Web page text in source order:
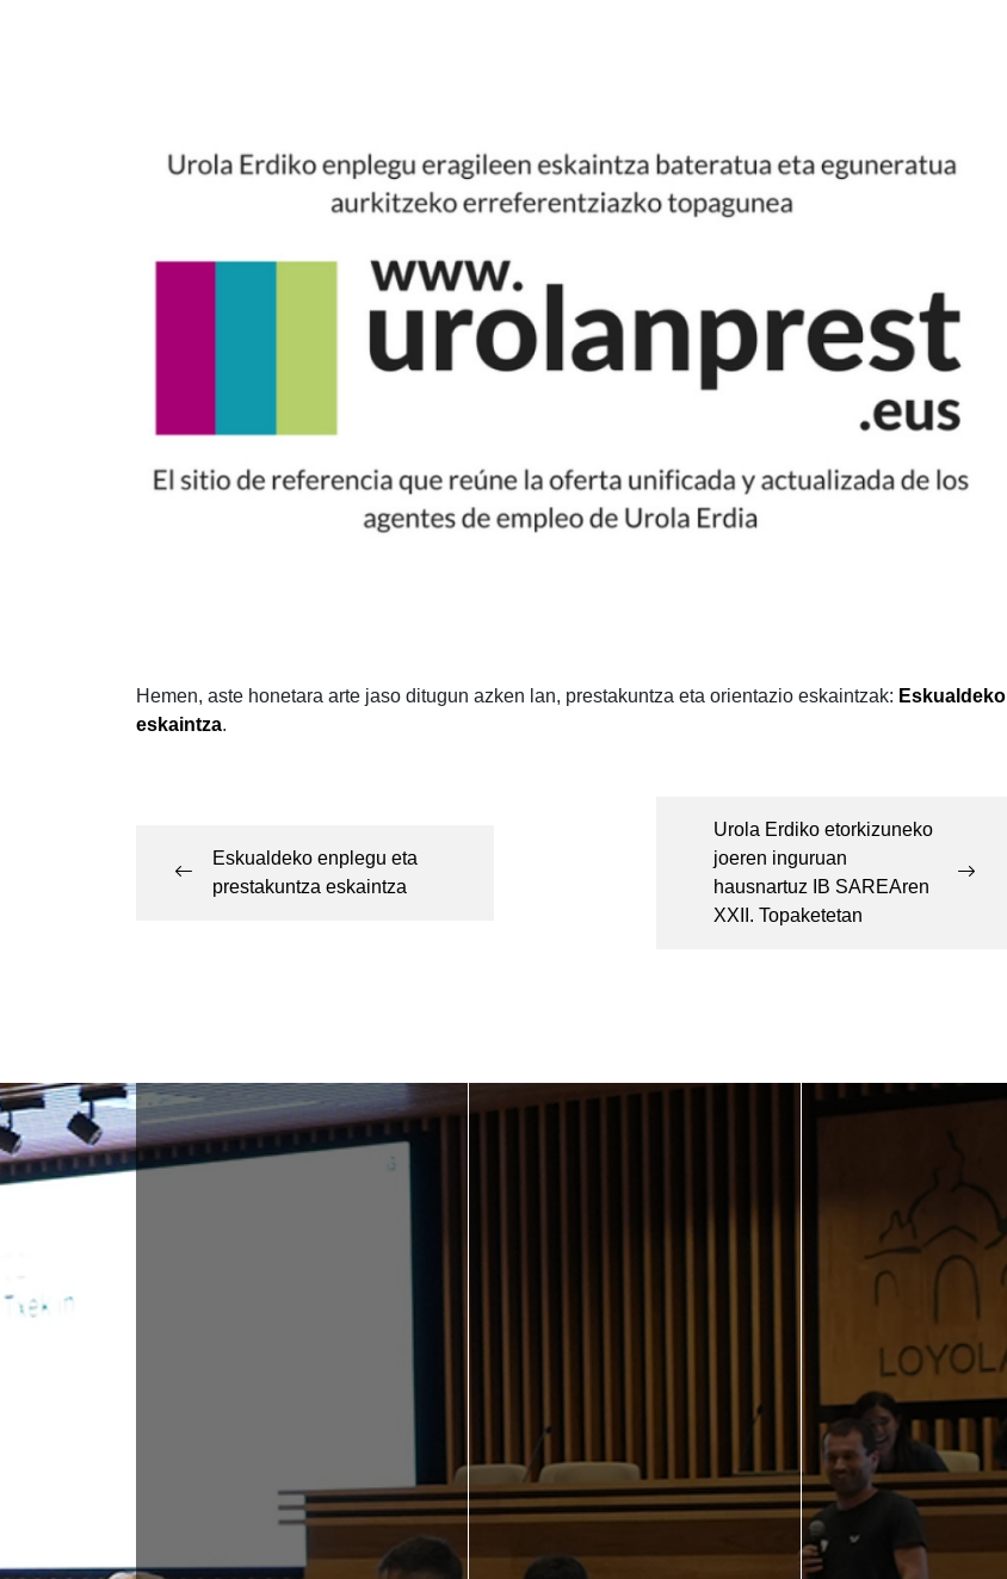
Hemen, aste honetara arte jaso ditugun azken lan, prestakuntza eta orientazio eskaintzak: Eskualdeko
eskaintza.
Eskualdeko enplegu eta
prestakuntza eskaintza
Urola Erdiko etorkizuneko
joeren inguruan
hausnartuz IB SAREAren
XXII. Topaketetan